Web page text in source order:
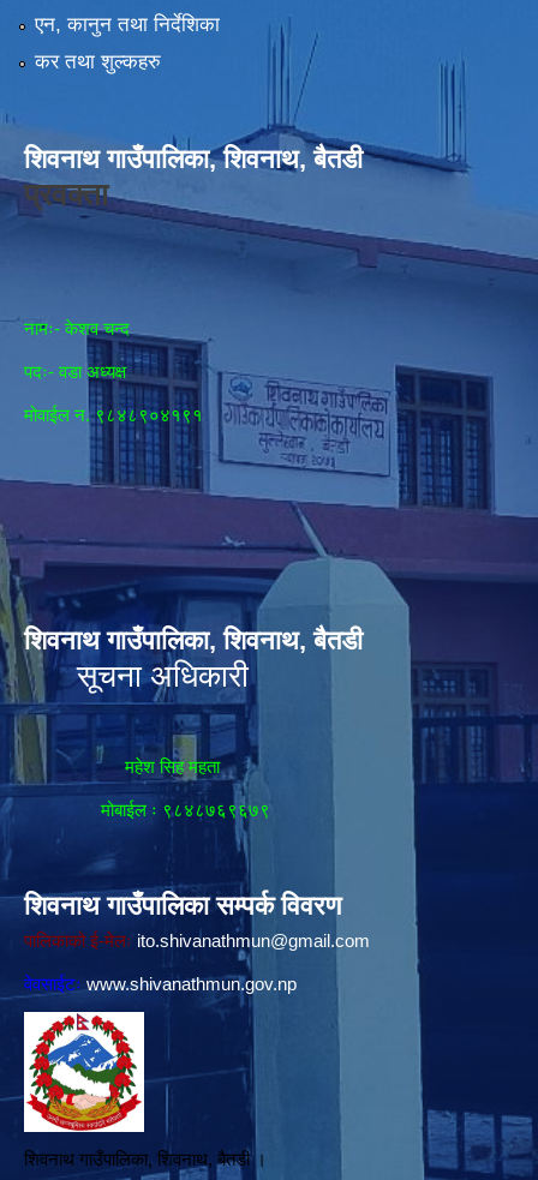
एन, कानुन तथा निर्देशिका
कर तथा शुल्कहरु
शिवनाथ गाउँपालिका, शिवनाथ, बैतडी
प्रवक्ता
नामः- केशव चन्द
पदः- वडा अध्यक्ष
मोवाईल न‌. ९८४८९०४१९१
शिवनाथ गाउँपालिका, शिवनाथ, बैतडी
सूचना अधिकारी
महेश सिह महता
मोबाईल ः ९८४८७६९६७९
शिवनाथ गाउँपालिका सम्पर्क विवरण
पालिकाको ई-मेलः ito.shivanathmun@gmail.com
वेवसाईटः www.shivanathmun.gov.np
शिवनाथ गाउँपालिका, शिवनाथ, बैतडी ।